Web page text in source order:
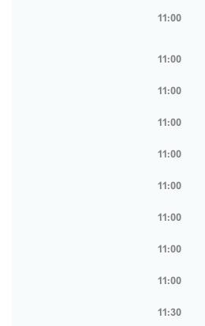
11:00
11:00
11:00
11:00
11:00
11:00
11:00
11:00
11:00
11:30